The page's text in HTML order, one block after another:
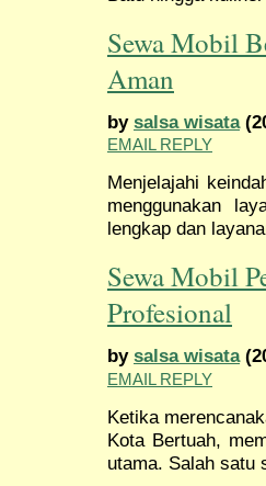
Sewa Mobil
Aman
by salsa wisata
EMAIL REPLY
Menjelajahi
menggunakan
lengkap dan
Sewa Mobil
Profesional
by salsa wisata
EMAIL REPLY
Ketika
Kota Bertuah,
utama. Salah satu